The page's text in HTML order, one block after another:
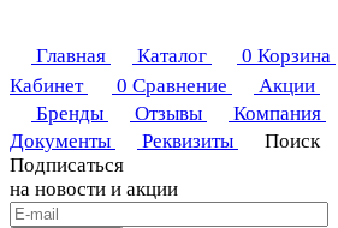
Главная Каталог 0 Корзина
Кабинет
0 Сравнение Акции
Бренды
Отзывы Компания
Документы
Реквизиты Поиск
Подписаться
на новости и акции